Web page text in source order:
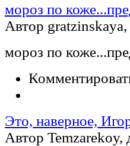
мороз по
Автор
мороз по
Это, наверное,
Автор Temzarekoy,